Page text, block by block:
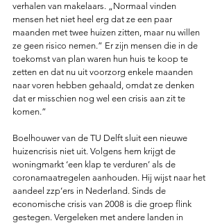
verhalen van makelaars. „Normaal vinden
mensen het niet heel erg dat ze een paar
maanden met twee huizen zitten, maar nu willen
ze geen risico nemen.” Er zijn mensen die in de
toekomst van plan waren hun huis te koop te
zetten en dat nu uit voorzorg enkele maanden
naar voren hebben gehaald, omdat ze denken
dat er misschien nog wel een crisis aan zit te
komen.”
Boelhouwer van de TU Delft sluit een nieuwe
huizencrisis niet uit. Volgens hem krijgt de
woningmarkt ‘een klap te verduren’ als de
coronamaatregelen aanhouden. Hij wijst naar het
aandeel zzp’ers in Nederland. Sinds de
economische crisis van 2008 is die groep flink
gestegen. Vergeleken met andere landen in